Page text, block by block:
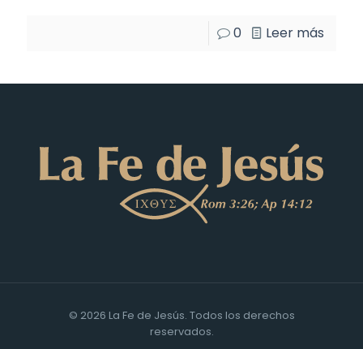
0 Leer más
© 2026 La Fe de Jesús. Todos los derechos
reservados.